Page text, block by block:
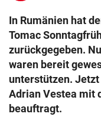
In Rumänien hat
Tomac
zurückgegeben.
waren bereit
unterstützen.
Adrian Vestea mit
beauftragt.